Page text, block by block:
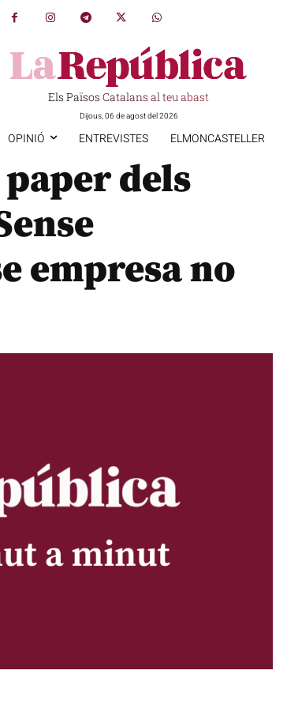
Els Països Catalans al teu abast
Dijous, 06 de agost del 2026
OPINIÓ ENTREVISTES ELMONCASTELLER
dels
empresa no